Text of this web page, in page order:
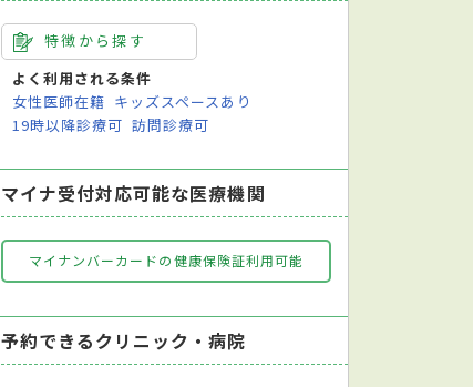
特徴から探す
よく利用される条件
女性医師在籍 キッズスペースあり
19時以降診療可 訪問診療可
マイナ受付対応可能な医療機関
マイナンバーカードの健康保険証利用可能
予約できるクリニック・病院